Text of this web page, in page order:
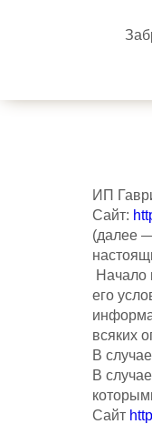
ИП
Сайт:
(далее
Начало
его
всяких
В
В
Сайт